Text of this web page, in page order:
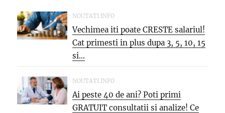
NOUTATI.INFO
Vechimea iti poate CRESTE salariul!
Cat primesti in plus dupa 3, 5, 10, 15
si...
NOUTATI.INFO
Ai peste 40 de ani? Poti primi
GRATUIT consultatii si analize! Ce